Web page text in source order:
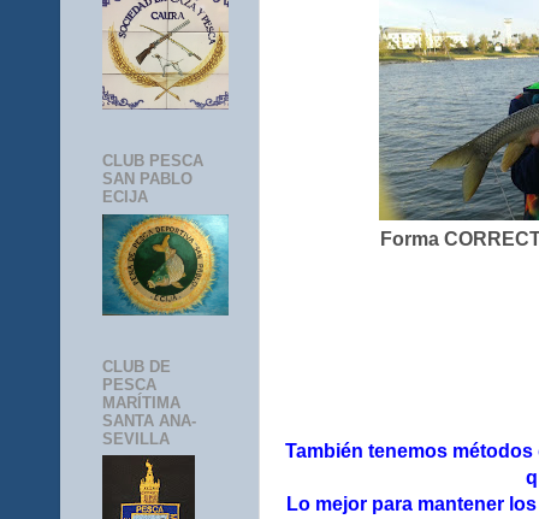
Forma
También tenemos
Lo mejor para mantener
CLUB PESCA
SAN PABLO
ECIJA
CLUB DE
PESCA
MARÍTIMA
SANTA ANA-
SEVILLA